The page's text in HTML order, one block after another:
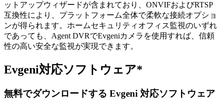
ットアップウィザードが含まれており、ONVIFおよびRTSP
互換性により、プラットフォーム全体で柔軟な接続オプショ
ンが得られます。ホームセキュリティオフィス監視のいずれ
であっても、Agent DVRでEvgeniカメラを使用すれば、信頼
性の高い安全な監視が実現できます。
Evgeni対応ソフトウェア*
無料でダウンロードする Evgeni 対応ソフトウェア